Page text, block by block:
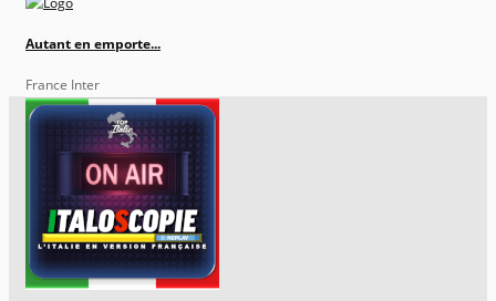
Autant en emporte...
France Inter